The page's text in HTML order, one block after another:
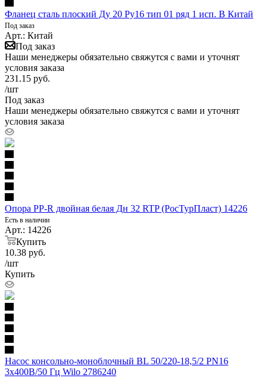
Фланец сталь плоский Ду 20 Ру16 тип 01 ряд 1 исп. B Китай
Под заказ
Арт.: Китай
Под заказ
Наши менеджеры обязательно свяжутся с вами и уточнят
условия заказа
231.15 руб.
/шт
Под заказ
Наши менеджеры обязательно свяжутся с вами и уточнят
условия заказа
Опора PP-R двойная белая Дн 32 RTP (РосТурПласт) 14226
Есть в наличии
Арт.: 14226
Купить
10.38 руб.
/шт
Купить
Насос консольно-моноблочный BL 50/220-18,5/2 PN16
3х400В/50 Гц Wilo 2786240